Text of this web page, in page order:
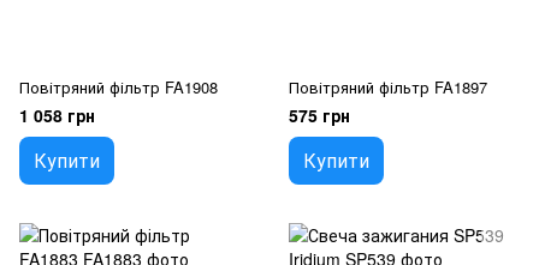
Повітряний фільтр FA1908
1 058 грн
Купити
Повітряний фільтр FA1897
575 грн
Купити